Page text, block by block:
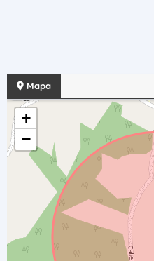
Mapa
+
−